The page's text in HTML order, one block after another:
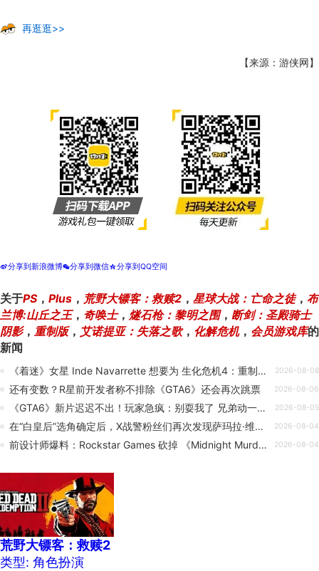
再逛逛>>
【来源：游侠网】
t分享到新浪微博w分享到微信z分享到QQ空间
关于PS， Plus ， 荒野大镖客：救赎2 ， 星球大战：亡命之徒， 布
兰博:山丘之王， 奇唤士， 燧石枪：黎明之围， 断剑：圣殿骑士
阴影， 重制版， 艾诺提亚：失落之歌， 化解危机， 会员游戏库的
新闻
《着迷》女星 Inde Navarrette 想要为 生化危机4：重制版 角色配音 2026-08-08
还有变数？R星前开发者称不排除《GTA6》还会再次跳票 2026-08-06
《GTA6》新片迟迟不出！玩家急疯：别耍我了 兄弟动一下啊 2026-08-05
在“白皇后”选角确定后，X战警粉丝们再次发现萨玛拉·维文竟是一位资深玩家 2026-08-04
前设计师爆料：Rockstar Games 砍掉 《Midnight Murder Club》 5 是因为其规模不及 GTA6 2026-08-04
荒野大镖客：救赎2
类型: 角色扮演